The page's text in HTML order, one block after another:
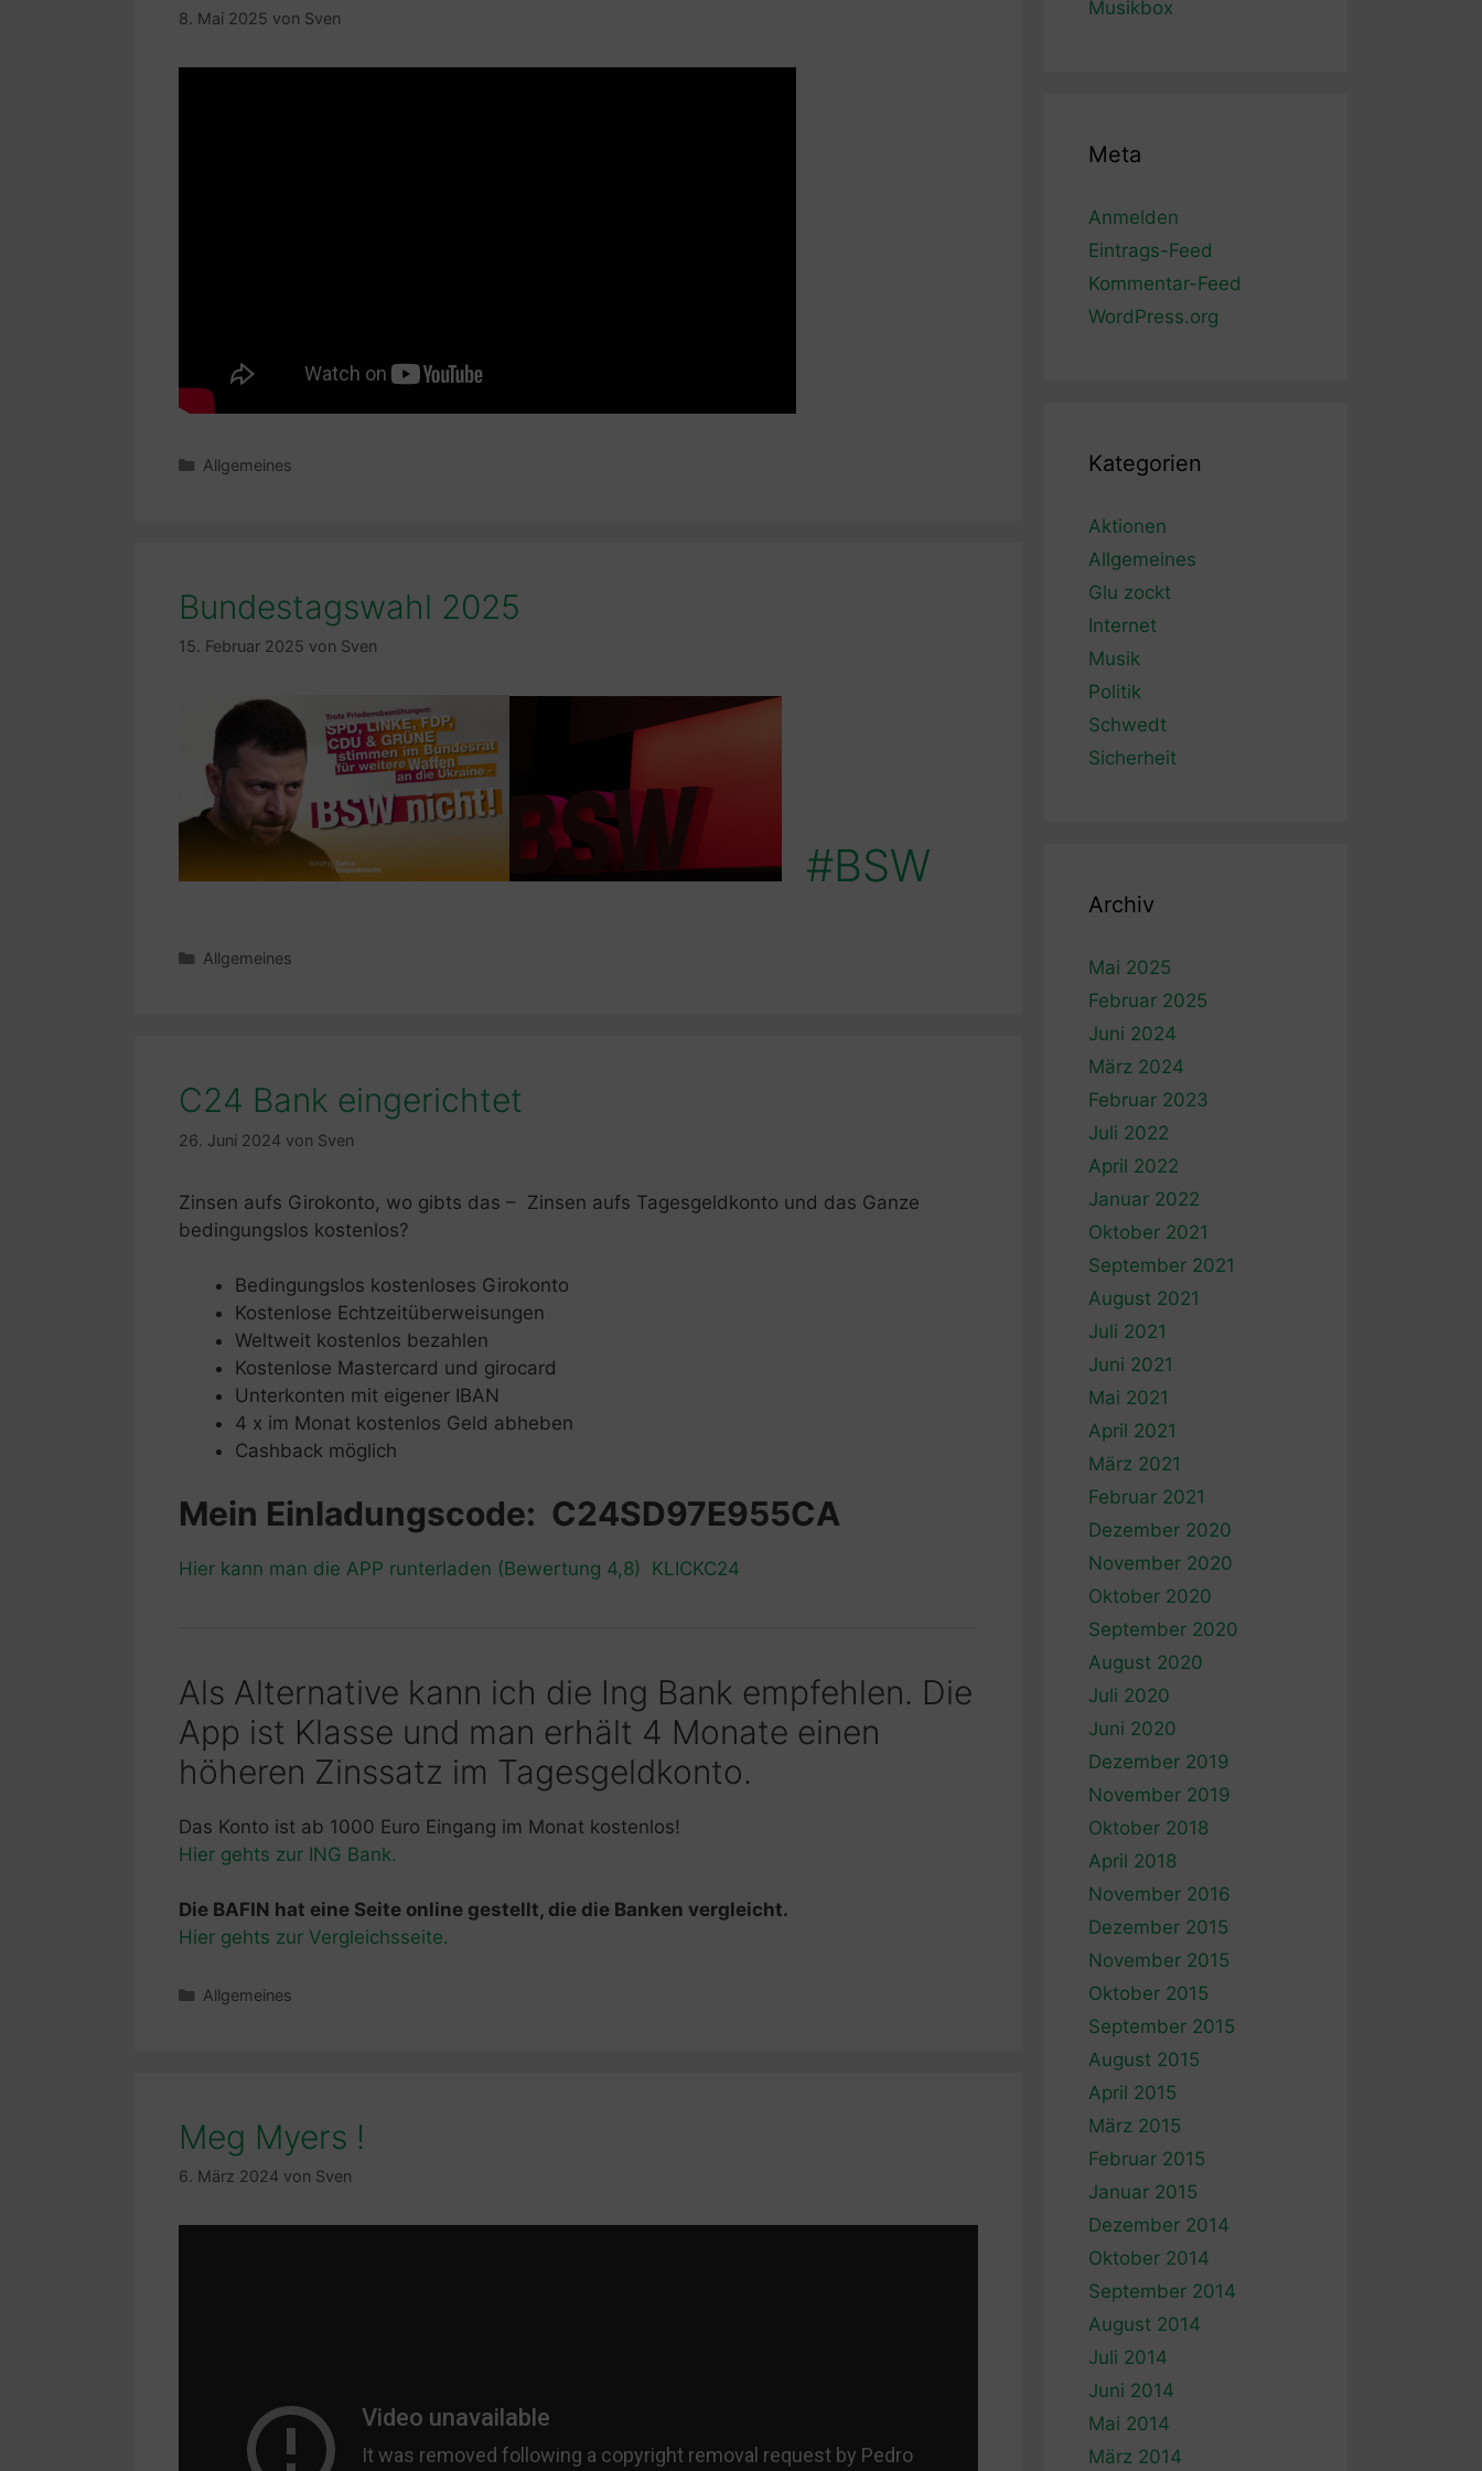
8. Mai 2025 von Sven
Kategorien
Allgemeines
Bundestagswahl 2025
15. Februar 2025 von Sven
#BSW
Kategorien
Allgemeines
C24 Bank eingerichtet
26. Juni 2024 von Sven
Zinsen aufs Girokonto, wo gibts das – Zinsen aufs Tagesgeldkonto und das Ganze
bedingungslos kostenlos?
Bedingungslos kostenloses Girokonto
Kostenlose Echtzeitüberweisungen
Weltweit kostenlos bezahlen
Kostenlose Mastercard und girocard
Unterkonten mit eigener IBAN
4 x im Monat kostenlos Geld abheben
Cashback möglich
Mein Einladungscode: C24SD97E955CA
Hier kann man die APP runterladen (Bewertung 4,8) KLICKC24
Als Alternative kann ich die Ing Bank empfehlen. Die
App ist Klasse und man erhält 4 Monate einen
höheren Zinssatz im Tagesgeldkonto.
Das Konto ist ab 1000 Euro Eingang im Monat kostenlos!
Hier gehts zur ING Bank.
Die BAFIN hat eine Seite online gestellt, die die Banken vergleicht.
Hier gehts zur Vergleichsseite.
Kategorien
Allgemeines
Meg Myers !
6. März 2024 von Sven
Musikbox
Meta
Anmelden
Eintrags-Feed
Kommentar-Feed
WordPress.org
Kategorien
Aktionen
Allgemeines
Glu zockt
Internet
Musik
Politik
Schwedt
Sicherheit
Archiv
Mai 2025
Februar 2025
Juni 2024
März 2024
Februar 2023
Juli 2022
April 2022
Januar 2022
Oktober 2021
September 2021
August 2021
Juli 2021
Juni 2021
Mai 2021
April 2021
März 2021
Februar 2021
Dezember 2020
November 2020
Oktober 2020
September 2020
August 2020
Juli 2020
Juni 2020
Dezember 2019
November 2019
Oktober 2018
April 2018
November 2016
Dezember 2015
November 2015
Oktober 2015
September 2015
August 2015
April 2015
März 2015
Februar 2015
Januar 2015
Dezember 2014
Oktober 2014
September 2014
August 2014
Juli 2014
Juni 2014
Mai 2014
März 2014